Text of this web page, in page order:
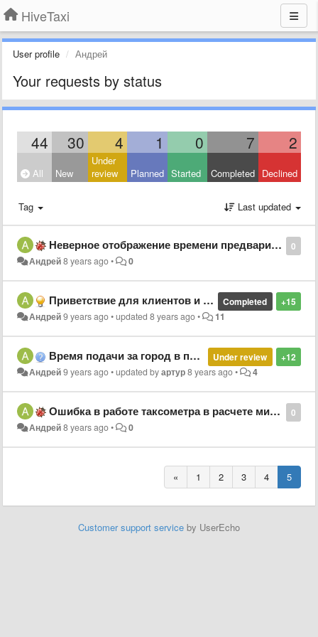
HiveTaxi
User profile Андрей
Your requests by status
44 30 4 1 0 7 2
All New
Under
review
Planned Started Completed Declined
Tag Last updated
0
Неверное отображение времени предварительного заказа.
Андрей8 years ago• 0
+15
Completed
Приветствие для клиентов и водителей.
Андрей9 years ago•updated8 years ago• 11
+12
Under review
Время подачи за город в приложении водителя.
Андрей9 years ago•updated byартур8 years ago• 4
0
Ошибка в работе таксометра в расчете минимальной стоимости за городом.
Андрей8 years ago• 0
« 1 2 3 4 5
Customer support service by UserEcho